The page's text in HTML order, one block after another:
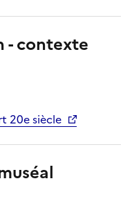
- contexte
20e siècle